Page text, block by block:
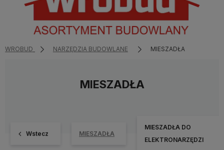
WROBUD NARZĘDZIA BUDOWLANE MIESZADŁA
MIESZADŁA
Wstecz MIESZADŁA
MIESZADŁA DO
ELEKTRONARZĘDZI